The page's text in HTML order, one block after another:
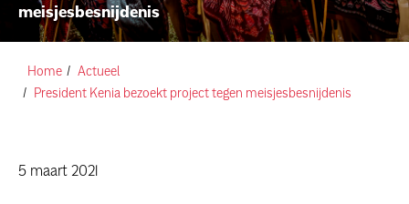
projecten
meisjesbesnijdenis
Home
Actueel
President Kenia bezoekt project tegen meisjesbesnijdenis
5 maart 2021